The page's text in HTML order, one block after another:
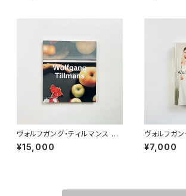
ヴォルフガング・ティルマンス W
olfgang Tillmans（Contem
porary artists）
¥15,000
ヴォルフガ
olfgang
oks
¥7,000